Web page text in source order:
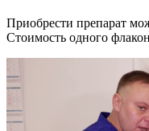
Приобрести препарат
Стоимость одного